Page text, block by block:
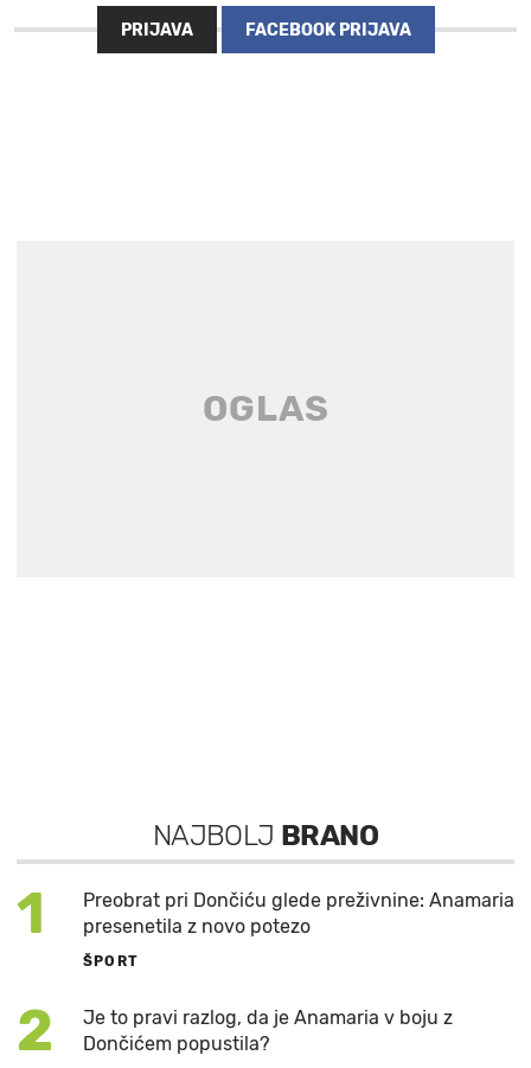
PRIJAVA FACEBOOK PRIJAVA
NAJBOLJ BRANO
1
Preobrat pri Dončiću glede preživnine: Anamaria
presenetila z novo potezo
ŠPORT
2
Je to pravi razlog, da je Anamaria v boju z
Dončićem popustila?